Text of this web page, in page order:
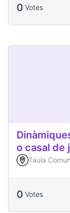
0 Votes
o casal de
Taula
0 Votes